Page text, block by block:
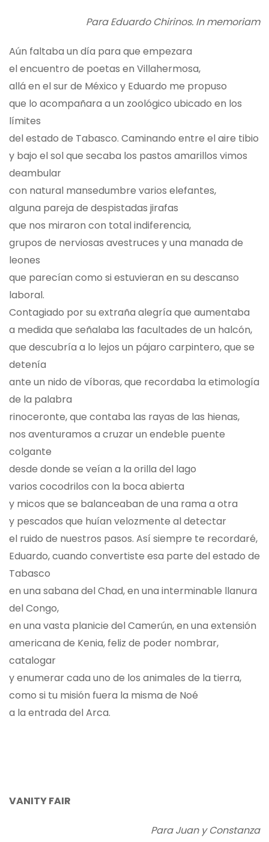
Para Eduardo Chirinos. In memoriam
Aún faltaba un día para que empezara
el encuentro de poetas en Villahermosa,
allá en el sur de México y Eduardo me propuso
que lo acompañara a un zoológico ubicado en los
límites
del estado de Tabasco. Caminando entre el aire tibio
y bajo el sol que secaba los pastos amarillos vimos
deambular
con natural mansedumbre varios elefantes,
alguna pareja de despistadas jirafas
que nos miraron con total indiferencia,
grupos de nerviosas avestruces y una manada de
leones
que parecían como si estuvieran en su descanso
laboral.
Contagiado por su extraña alegría que aumentaba
a medida que señalaba las facultades de un halcón,
que descubría a lo lejos un pájaro carpintero, que se
detenía
ante un nido de víboras, que recordaba la etimología
de la palabra
rinoceronte, que contaba las rayas de las hienas,
nos aventuramos a cruzar un endeble puente
colgante
desde donde se veían a la orilla del lago
varios cocodrilos con la boca abierta
y micos que se balanceaban de una rama a otra
y pescados que huían velozmente al detectar
el ruido de nuestros pasos. Así siempre te recordaré,
Eduardo, cuando convertiste esa parte del estado de
Tabasco
en una sabana del Chad, en una interminable llanura
del Congo,
en una vasta planicie del Camerún, en una extensión
americana de Kenia, feliz de poder nombrar,
catalogar
y enumerar cada uno de los animales de la tierra,
como si tu misión fuera la misma de Noé
a la entrada del Arca.
VANITY FAIR
Para Juan y Constanza